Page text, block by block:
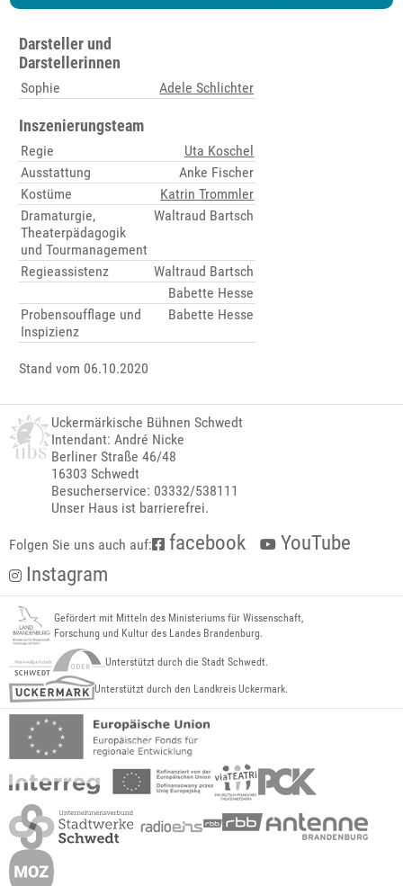
Darsteller und
Darstellerinnen
Sophie Adele Schlichter
Inszenierungsteam
Regie
Uta Koschel
Ausstattung
Anke Fischer
Kostüme
Katrin Trommler
Dramaturgie,
Theaterpädagogik
und Tourmanagement
Waltraud Bartsch
Regieassistenz
Waltraud Bartsch
Babette Hesse
Probensoufflage und
Inspizienz
Babette Hesse
Stand vom 06.10.2020
Uckermärkische Bühnen Schwedt
Intendant: André Nicke
Berliner Straße 46/48
16303 Schwedt
Besucherservice: 03332/538111
Unser Haus ist barrierefrei.
Folgen Sie uns auch auf: facebook
YouTube
Instagram
Gefördert mit Mitteln des Ministeriums für Wissenschaft,
Forschung und Kultur des Landes Brandenburg.
Unterstützt durch die Stadt Schwedt.
Unterstützt durch den Landkreis Uckermark.